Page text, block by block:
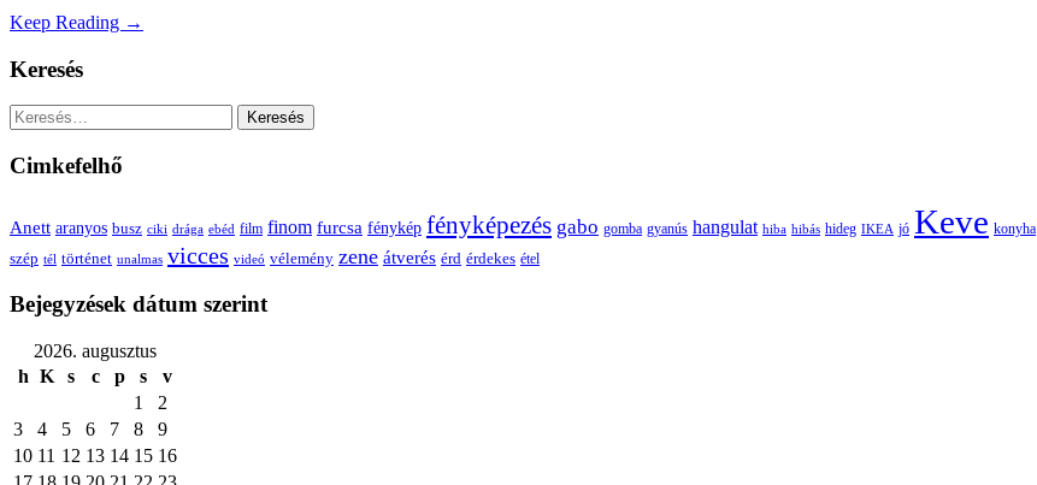
Keep Reading →
Keresés
Keresés:
Cimkefelhő
Anett aranyos busz ciki drága ebéd film finom furcsa fénykép fényképezés gabo gomba gyanús hangulat hiba hibás hideg IKEA jó Keve konyha
szép tél történet unalmas vicces videó vélemény zene átverés érd érdekes étel
Bejegyzések dátum szerint
2026. augusztus
h K s c p s
v
1
2
3
4 5 6 7 8
9
10 11 12 13 14 15 16